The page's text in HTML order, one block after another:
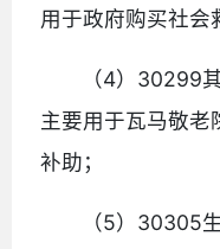
用于政府购买社会
（4）30299
主要用于瓦马敬老
补助；
（5）30305